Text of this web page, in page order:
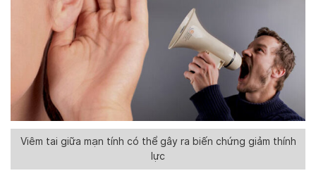
Viêm tai giữa mạn tính có thể gây ra biến chứng giảm thính
lực